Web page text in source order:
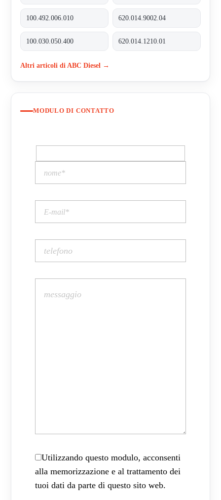
100.492.006.010 620.014.9002.04
100.030.050.400 620.014.1210.01
Altri articoli di ABC Diesel →
MODULO DI CONTATTO
Utilizzando questo modulo, acconsenti
alla memorizzazione e al trattamento dei
tuoi dati da parte di questo sito web.